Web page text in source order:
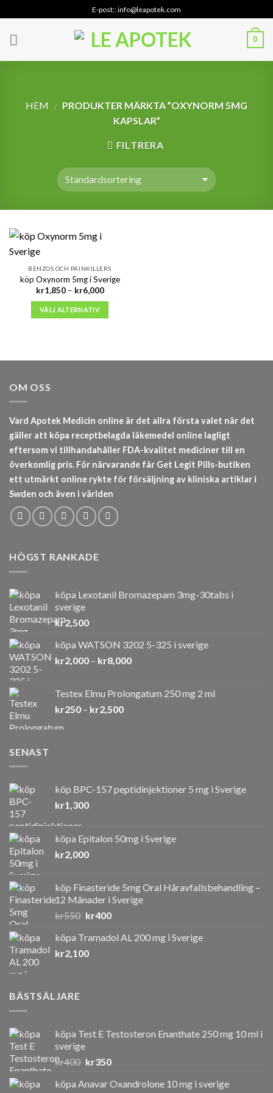
to
content
E-post:: info@leapotek.com
0
HEM / PRODUKTER MÄRKTA ”OXYNORM 5MG
KAPSLAR”
FILTRERA
BENZOS OCH PAINKILLERS
köp Oxynorm 5mg i Sverige
kr1,850 – kr6,000Prisintervall:
VÄLJ ALTERNATIV
OM OSS
Vard Apotek Medicin online är det allra första valet när det
gäller att köpa receptbelagda läkemedel online lagligt
eftersom vi tillhandahåller FDA-kvalitet mediciner till en
överkomlig pris. För närvarande får Get Legit Pills-butiken
ett utmärkt online rykte för försäljning av kliniska artiklar i
Swden och även i världen
HÖGST RANKADE
köpa Lexotanil Bromazepam 3mg-30tabs i
sverige
kr2,500
köpa WATSON 3202 5-325 i sverige
kr2,000 – kr8,000Prisintervall:
kr8,000
Testex Elmu Prolongatum 250 mg 2 ml
kr250 – kr2,500Prisintervall:
SENAST
köp BPC-157 peptidinjektioner 5 mg i Sverige
kr1,300
köpa Epitalon 50mg i Sverige
kr2,000
köp Finasteride 5mg Oral Håravfallsbehandling –
12 Månader i Sverige
kr550 Det
priset
var:
kr400Det
priset
köpa Tramadol AL 200 mg i Sverige
kr2,100
BÄSTSÄLJARE
köpa Test E Testosteron Enanthate 250 mg 10 ml i
sverige
kr400 Det
priset
kr350Det
priset
köpa Anavar Oxandrolone 10 mg i sverige